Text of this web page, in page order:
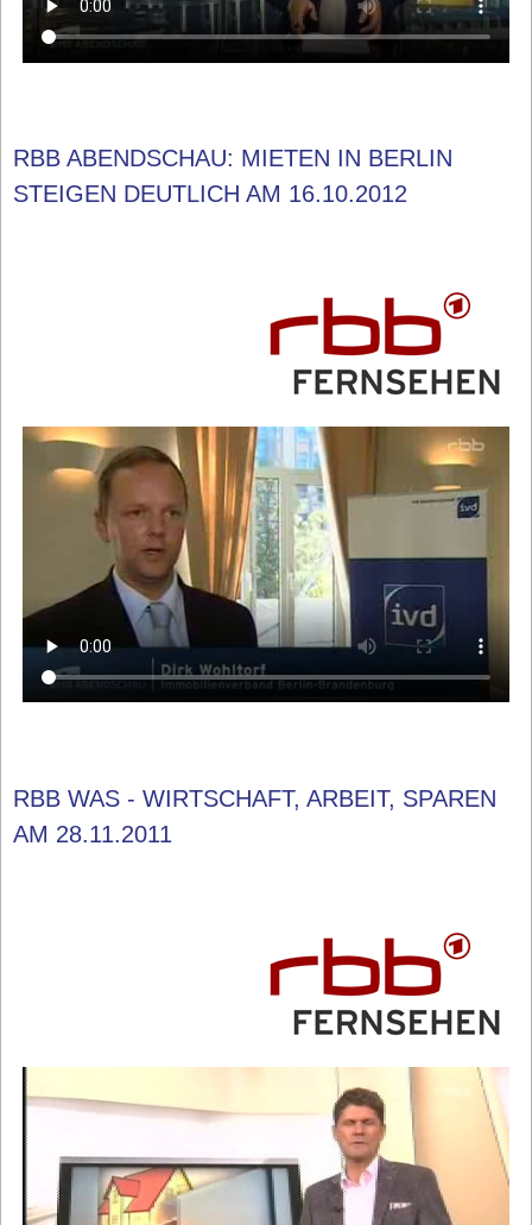
RBB ABENDSCHAU: MIETEN IN BERLIN
STEIGEN DEUTLICH AM 16.10.2012
RBB WAS - WIRTSCHAFT, ARBEIT, SPAREN
AM 28.11.2011